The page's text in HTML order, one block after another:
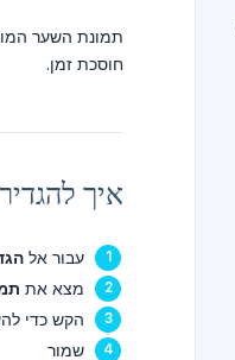
תמונת השער
חוסכת זמן.
איך
עבור אל
מצא את
הקש כדי
שמור